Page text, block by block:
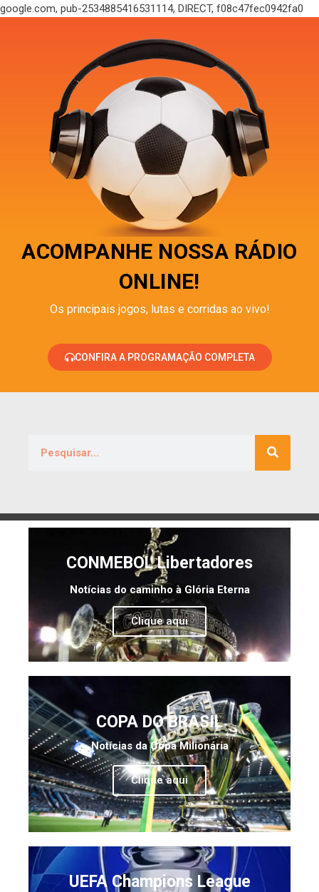
google.com, pub-2534885416531114, DIRECT, f08c47fec0942fa0
ACOMPANHE NOSSA RÁDIO
ONLINE!
Os principais jogos, lutas e corridas ao vivo!
CONFIRA A PROGRAMAÇÃO COMPLETA
CONMEBOL Libertadores
Notícias do caminho à Glória Eterna
Clique aqui
COPA DO BRASIL
Notícias da Copa Milionária
Clique aqui
UEFA Champions League